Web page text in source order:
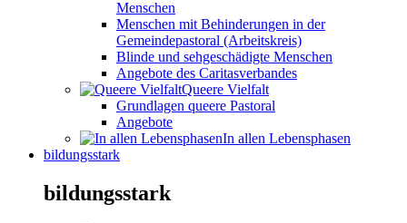
Menschen
Menschen mit Behinderungen in der
Gemeindepastoral (Arbeitskreis)
Blinde und sehgeschädigte Menschen
Angebote des Caritasverbandes
Queere Vielfalt
Grundlagen queere Pastoral
Angebote
In allen Lebensphasen
bildungsstark
bildungsstark